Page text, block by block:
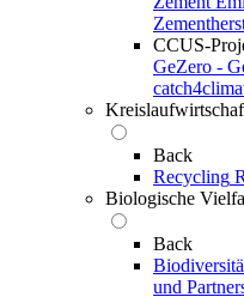
CCUS-
GeZero -
Back
Recycling
Biologische
Back
und